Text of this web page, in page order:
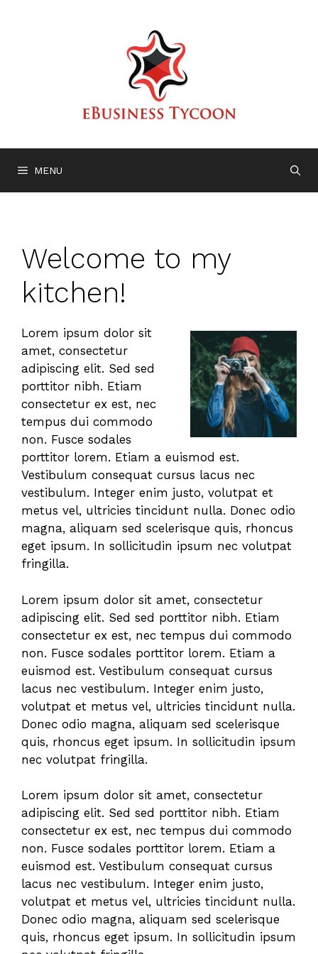
MENU
Welcome to my
kitchen!
Lorem ipsum dolor sit
amet, consectetur
adipiscing elit. Sed sed
porttitor nibh. Etiam
consectetur ex est, nec
tempus dui commodo
non. Fusce sodales
porttitor lorem. Etiam a euismod est.
Vestibulum consequat cursus lacus nec
vestibulum. Integer enim justo, volutpat et
metus vel, ultricies tincidunt nulla. Donec odio
magna, aliquam sed scelerisque quis, rhoncus
eget ipsum. In sollicitudin ipsum nec volutpat
fringilla.
Lorem ipsum dolor sit amet, consectetur
adipiscing elit. Sed sed porttitor nibh. Etiam
consectetur ex est, nec tempus dui commodo
non. Fusce sodales porttitor lorem. Etiam a
euismod est. Vestibulum consequat cursus
lacus nec vestibulum. Integer enim justo,
volutpat et metus vel, ultricies tincidunt nulla.
Donec odio magna, aliquam sed scelerisque
quis, rhoncus eget ipsum. In sollicitudin ipsum
nec volutpat fringilla.
Lorem ipsum dolor sit amet, consectetur
adipiscing elit. Sed sed porttitor nibh. Etiam
consectetur ex est, nec tempus dui commodo
non. Fusce sodales porttitor lorem. Etiam a
euismod est. Vestibulum consequat cursus
lacus nec vestibulum. Integer enim justo,
volutpat et metus vel, ultricies tincidunt nulla.
Donec odio magna, aliquam sed scelerisque
quis, rhoncus eget ipsum. In sollicitudin ipsum